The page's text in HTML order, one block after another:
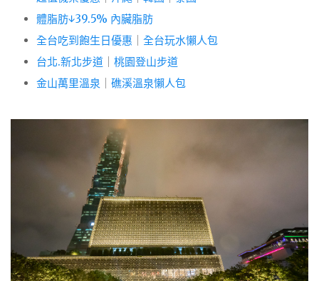
體脂肪↓39.5% 內臟脂肪
全台吃到飽生日優惠
全台玩水懶人包
台北.新北步道
桃園登山步道
金山萬里溫泉
礁溪溫泉懶人包